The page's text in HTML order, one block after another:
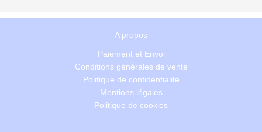
A propos
Paiement et Envoi
Conditions générales de vente
Politique de confidentialité
Mentions légales
Politique de cookies